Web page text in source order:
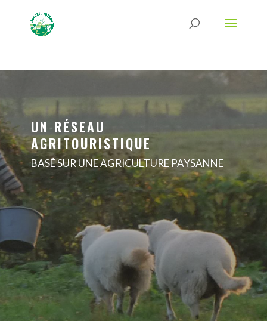
Type-Options Referrer-Policy Permissions-Policy
ga('require', 'GTM-TFCVLFN');
UN RÉSEAU
AGRITOURISTIQUE
BASÉ SUR UNE AGRICULTURE PAYSANNE